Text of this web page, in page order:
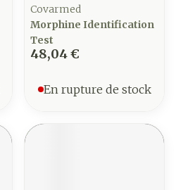
Covarmed
Morphine Identification
Test
48,04 €
En rupture de stock